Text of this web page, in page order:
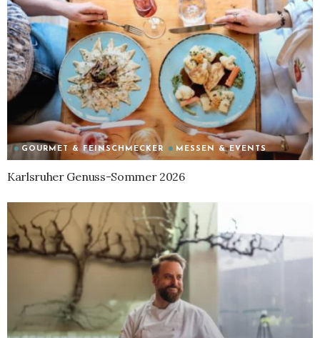
GOURMET & FEINSCHMECKER MESSEN & EVENTS
Karlsruher Genuss-Sommer 2026